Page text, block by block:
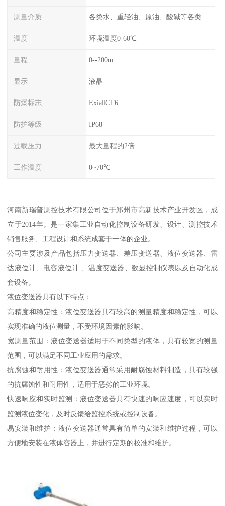
测量介质 各类水、重轻油、原油、酸碱等各类腐蚀液
温度 环境温度0-60℃
量程 0--200m
显示 液晶
防爆标志 ExiaⅡCT6
防护等级 IP68
过载压力 最大量程的2倍
工作温度 0~70℃
河南新瑞普测控技术有限公司位于郑州市高新技术产业开发区，成
立于2014年。是一家集工业自动化控制设备研发、设计、测控技术
销售服务、工程设计和系统成套于一体的企业。
公司主要涉及产品包括压力变送器、差压变送器、液位变送器、雷
达液位计、电容液位计 、温度变送器、数显控制仪表以及自动化成
套设备。
液位变送器具有以下特点：
高精度和稳定性：液位变送器具有较高的测量精度和稳定性，可以
实现准确的液位测量，不受环境因素的影响。
宽测量范围：液位变送器适用于不同类型的液体，具有较宽的测量
范围，可以满足不同工业应用的需求。
抗腐蚀和耐用性：液位变送器通常采用耐腐蚀材料制造，具有较强
的抗腐蚀性和耐用性，适用于恶劣的工业环境。
快速响应和实时监测：液位变送器具有快速的响应速度，可以实时
监测液位变化，及时反馈给监控系统或控制设备。
易安装和维护：液位变送器通常具有简单的安装和维护过程，可以
方便地安装在液体容器上，并进行定期的校准和维护。